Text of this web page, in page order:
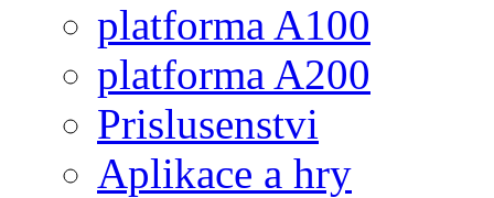
platforma A100
platforma A200
Prislusenstvi
Aplikace a hry